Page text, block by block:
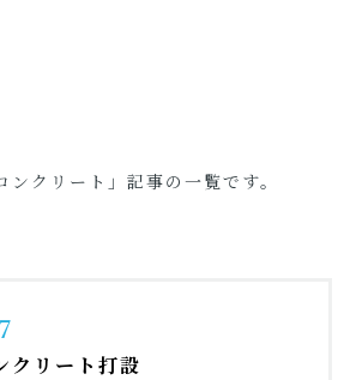
ンクリート」記事の一覧です。
クリート打設